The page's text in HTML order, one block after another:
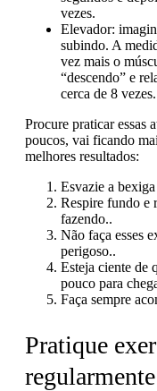
vezes.
Elevador:
subindo. A
vez mais o
“descendo” e
cerca de 8 vezes.
Procure praticar essas
poucos, vai ficando
melhores resultados:
Esvazie a
Respire fundo e
fazendo..
Não faça esses
perigoso..
Esteja ciente de
pouco para
Faça sempre
Pratique
regularmente